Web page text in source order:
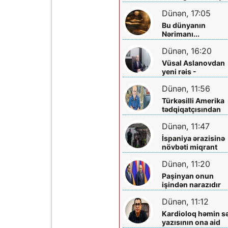
planlaşdırırlar
Dünən, 17:05
Bu dünyanın
Nərimanı...
Dünən, 16:20
Vüsal Aslanovdan
yeni rəis -
Təyinatları
Dünən, 11:56
Türkəsilli Amerika
tədqiqatçısından
Talebinə -
Vardanyanla bağlı
çağırış
Dünən, 11:47
İspaniya ərazisinə
növbəti miqrant
axını gözlənilir?
Dünən, 11:20
Paşinyan onun
işindən narazıdır
Dünən, 11:12
Kardioloq həmin
yazısının ona aid